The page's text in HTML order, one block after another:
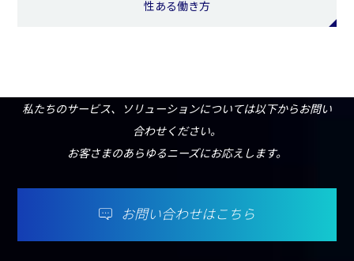
性ある働き方
私たちのサービス、ソリューションについては以下からお問い
合わせください。
お客さまのあらゆるニーズにお応えします。
お問い合わせはこちら